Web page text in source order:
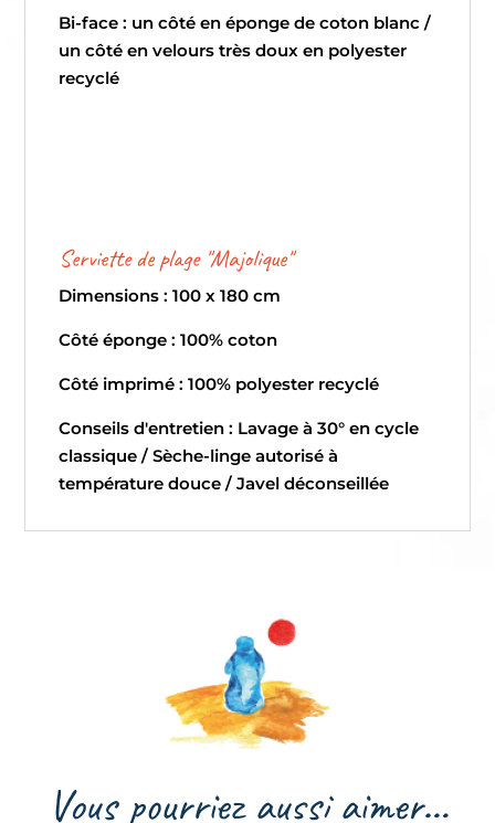
Bi-face : un côté en éponge de coton blanc /
un côté en velours très doux en polyester
recyclé
Serviette de plage "Majolique"
Dimensions : 100 x 180 cm
Côté éponge : 100% coton
Côté imprimé : 100% polyester recyclé
Conseils d'entretien : Lavage à 30° en cycle
classique / Sèche-linge autorisé à
température douce / Javel déconseillée
Vous pourriez aussi aimer…